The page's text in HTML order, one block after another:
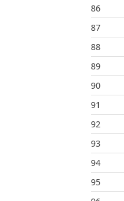
86
87
88
89
90
91
92
93
94
95